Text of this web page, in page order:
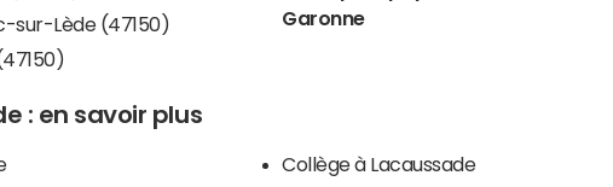
sur-Lède (47150)
Garonne
: en savoir plus
Collège à Lacaussade